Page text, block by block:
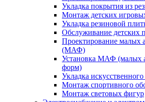
Укладка покрытия из
Монтаж детских
Укладка резиновой
Обслуживание детских
Проектирование малых
(МАФ)
Установка МАФ (малых
форм)
Укладка искусственного
Монтаж спортивного
Монтаж световых фигур